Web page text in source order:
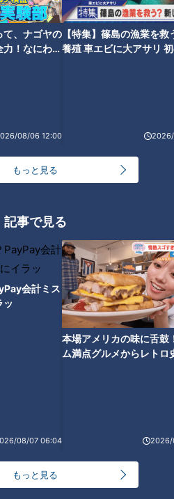
て、ナゴヤの
！なにわ実
08/06 12:00
【特集】篠島の漁業を救
養殖 車エビに大アサリ
もっと見る
記事で見る
会計ミス
ッ
08/07 06:04
本場アメリカの味に舌鼓
ム満点グルメからレトロ
2026/
もっと見る
「（パンサー尾形の）サンキュ
エルフ荒川「片想いの人にフラ
れて辛くて…」12月に失恋もお
みくじ“吉”でテンション爆アゲ
「もう1回告るわ！」